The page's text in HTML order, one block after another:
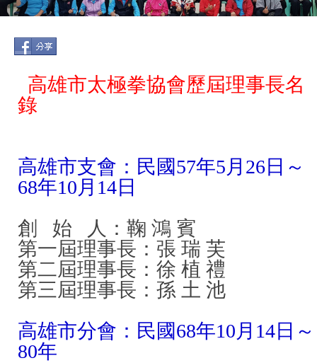
高雄市太極拳協會歷屆理事長名
錄
高雄市支會：民國57年5月26日～
68年10月14日
創 始 人：鞠 鴻 賓
第一屆理事長：張 瑞 芙
第二屆理事長：徐 植 禮
第三屆理事長：孫 土 池
高雄市分會：民國68年10月14日～
80年